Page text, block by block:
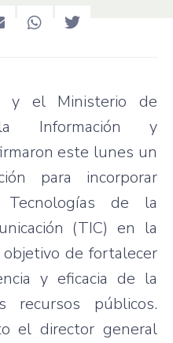
y el Ministerio de
Información y
este lunes un
para incorporar
Tecnologías de la
(TIC) en la
de fortalecer
y eficacia de la
recursos públicos.
el director general